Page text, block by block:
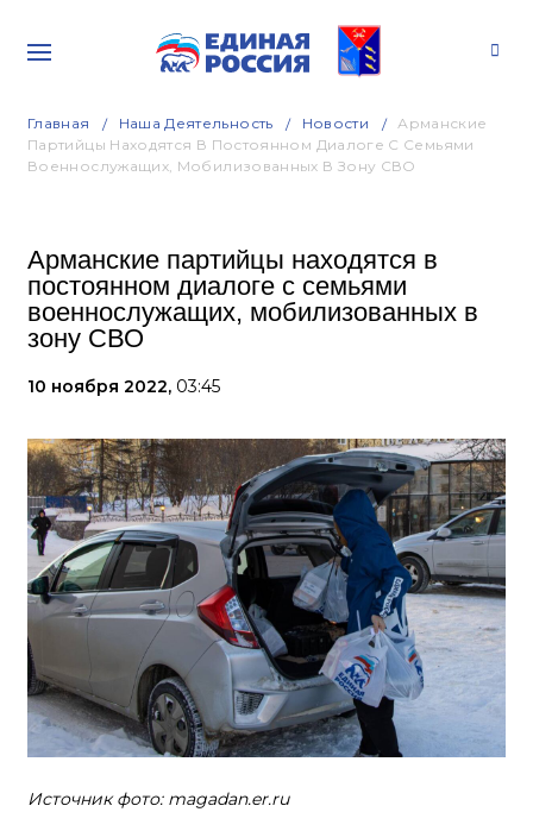
Главная Наша Деятельность Новости
Арманские
Партийцы Находятся В Постоянном Диалоге С Семьями
Военнослужащих, Мобилизованных В Зону СВО
Арманские партийцы находятся в
постоянном диалоге с семьями
военнослужащих, мобилизованных в
зону СВО
10 ноября 2022, 03:45
Источник фото: magadan.er.ru